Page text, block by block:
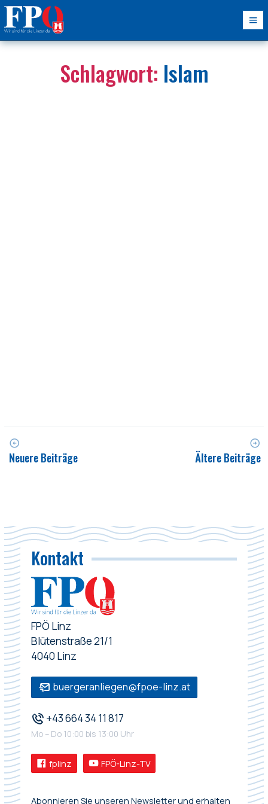
Schlagwort: Islam
Neuere Beiträge Ältere Beiträge
Kontakt
FPÖ Linz
Blütenstraße 21/1
4040 Linz
buergeranliegen@fpoe-linz.at
+43 664 34 11 817
Mo – Do 10:00 bis 13:00 Uhr
fplinz FPÖ-Linz-TV
Abonnieren Sie unseren Newsletter und erhalten